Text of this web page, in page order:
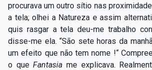
procurava um outro sítio nas
a tela; olhei a Natureza e assim
quis rasgar a tela deu-me trabalho
disse-me ela. “São sete horas da
um efeito que não tem nome !“
o queFantasia me explicava.